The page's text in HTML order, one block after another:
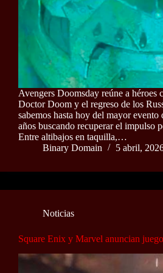
Avengers Doomsday reúne a héroes
Doctor Doom y el regreso de los
sabemos hasta hoy del mayor
años buscando recuperar el impulso
Entre altibajos en taquilla,…
Binary Domain
5 abril,
Noticias
Square Enix y Marvel anuncian